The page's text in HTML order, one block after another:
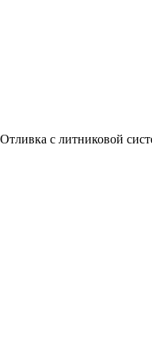
Отливка с литниковой